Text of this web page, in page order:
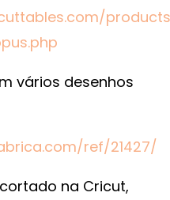
vários desenhos
ref/21427/
na Cricut,